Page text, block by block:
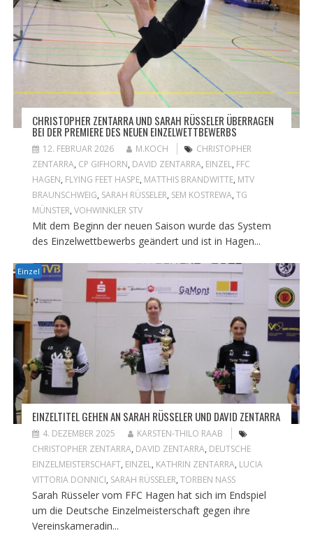
CHRISTOPHER ZENTARRA UND SARAH RÜSSELER ÜBERRAGEN
BEI DER PREMIERE DES NEUEN EINZELWETTBEWERBS
12. FEBRUAR 2026 M.KOCH
CHRISTOPHER
ZENTARRA, CP GIFHORN, DAVID ZENTARRA, EINZEL, FFC
HAGEN, FLYING FEET HASPE, MATTHIS BRANDWITTE, MTV
BRAUNSCHWEIG, SARAH RÜSSELER, SEM KOSTREWA, TG
MÜNSTER, VOHWINKLER STV
Mit dem Beginn der neuen Saison wurde das System
des Einzelwettbewerbs geändert und ist in Hagen...
Einzel
EINZELTITEL GEHEN AN SARAH RÜSSELER UND DAVID ZENTARRA
4. DEZEMBER 2025
KARSTEN-THILO RAAB
CHRISTOPHER ZENTARRA, DAVID ZENTARRA, DEUTSCHE
EINZELMEISTERSCHAFT, EINZEL, KATHRIN ZENTARRA, LUCIA
VITTORIA DONNICI, SARAH RÜSSELER, TORBEN NASS
Sarah Rüsseler vom FFC Hagen hat sich im Endspiel
um die Deutsche Einzelmeisterschaft gegen ihre
Vereinskameradin...